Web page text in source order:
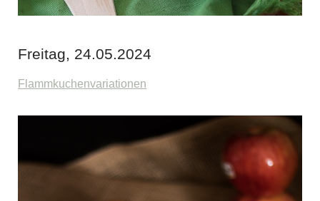
Freitag, 24.05.2024
Flammkuchenvariationen